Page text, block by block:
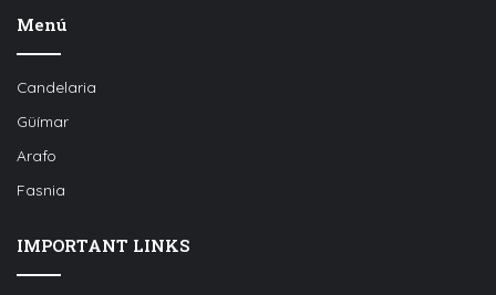
Menú
Candelaria
Güímar
Arafo
Fasnia
IMPORTANT LINKS